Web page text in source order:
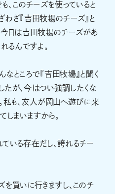
も、このチーズを使っていると
わざ『吉田牧場のチーズ』と
今日は吉田牧場のチーズがあ
るんですよ。
なところで『吉田牧場』と聞く
たが、今はつい強調したくな
私も、友人が岡山へ遊びに来
しまいますから。
いる存在だし、誇れるチー
を買いに行きますし、このチ